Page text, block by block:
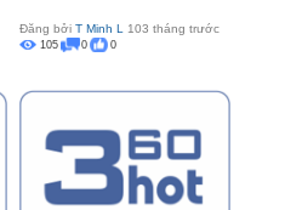
Đăng bởi T Minh L 103 tháng trước
105 0 0